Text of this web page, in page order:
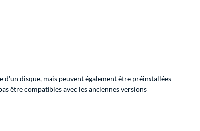
d'un disque, mais peuvent également être préinstallées
être compatibles avec les anciennes versions